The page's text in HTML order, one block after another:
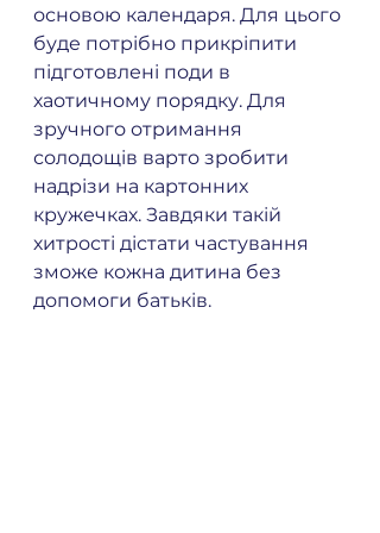
основою календаря. Для цього
буде потрібно прикріпити
підготовлені поди в
хаотичному порядку. Для
зручного отримання
солодощів варто зробити
надрізи на картонних
кружечках. Завдяки такій
хитрості дістати частування
зможе кожна дитина без
допомоги батьків.